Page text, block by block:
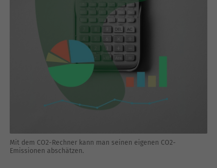
Mit dem CO2-Rechner kann man seinen eigenen CO2-
Emissionen abschätzen.